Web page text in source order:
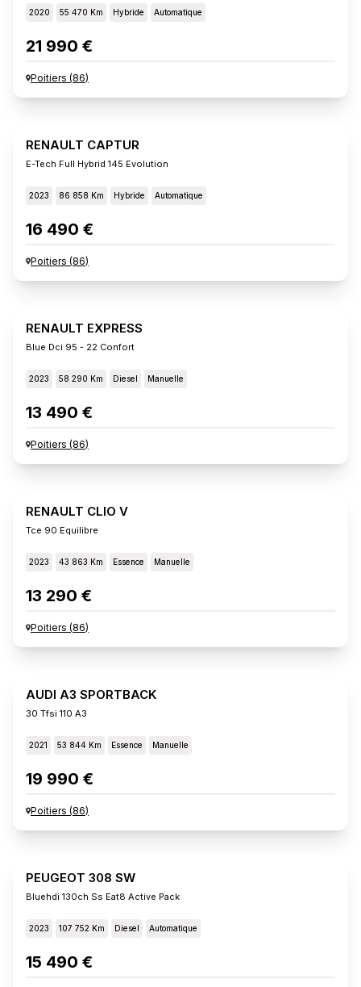
2020 55 470 Km Hybride Automatique
21 990 €
Poitiers (86)
RENAULT CAPTUR
E-Tech Full Hybrid 145 Evolution
2023 86 858 Km Hybride Automatique
16 490 €
Poitiers (86)
RENAULT EXPRESS
Blue Dci 95 - 22 Confort
2023 58 290 Km Diesel Manuelle
13 490 €
Poitiers (86)
RENAULT CLIO V
Tce 90 Equilibre
2023 43 863 Km Essence Manuelle
13 290 €
Poitiers (86)
AUDI A3 SPORTBACK
30 Tfsi 110 A3
2021 53 844 Km Essence Manuelle
19 990 €
Poitiers (86)
PEUGEOT 308 SW
Bluehdi 130ch Ss Eat8 Active Pack
2023 107 752 Km Diesel Automatique
15 490 €